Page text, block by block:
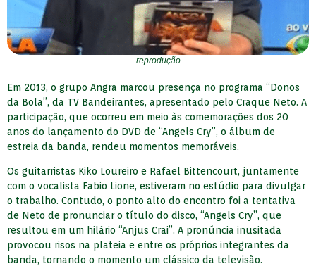
reprodução
Em 2013, o grupo Angra marcou presença no programa “Donos
da Bola”, da TV Bandeirantes, apresentado pelo Craque Neto. A
participação, que ocorreu em meio às comemorações dos 20
anos do lançamento do DVD de “Angels Cry”, o álbum de
estreia da banda, rendeu momentos memoráveis.
Os guitarristas Kiko Loureiro e Rafael Bittencourt, juntamente
com o vocalista Fabio Lione, estiveram no estúdio para divulgar
o trabalho. Contudo, o ponto alto do encontro foi a tentativa
de Neto de pronunciar o título do disco, “Angels Cry”, que
resultou em um hilário “Anjus Crai”. A pronúncia inusitada
provocou risos na plateia e entre os próprios integrantes da
banda, tornando o momento um clássico da televisão.